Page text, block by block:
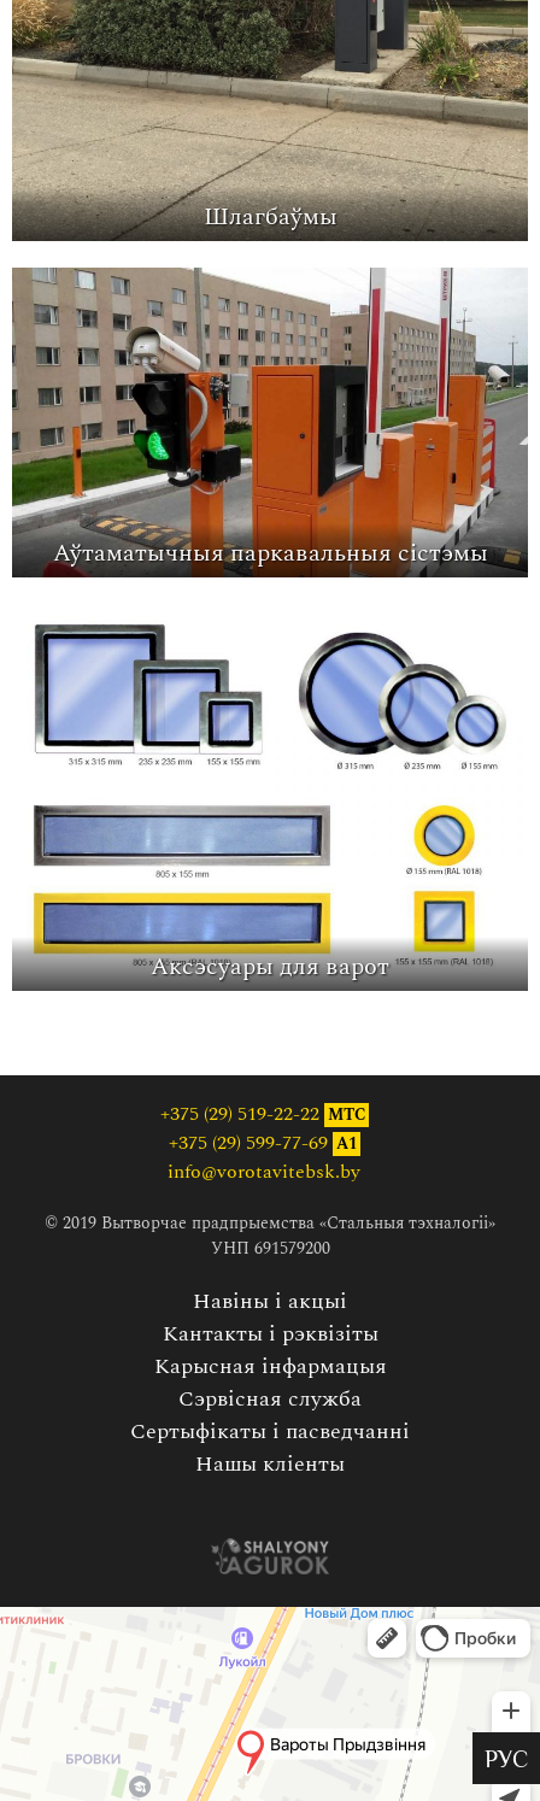
РУС
Шлагбаўмы
Аўтаматычныя паркавальныя сістэмы
Аксэсуары для варот
+375 (29) 519-22-22 МТС
+375 (29) 599-77-69 A1
info@vorotavitebsk.by
© 2019 Вытворчае прадпрыемства «Стальныя тэхналогіі»
УНП 691579200
Навіны і акцыі
Кантакты і рэквізіты
Карысная інфармацыя
Сэрвісная служба
Сертыфікаты і пасведчанні
Нашы кліенты